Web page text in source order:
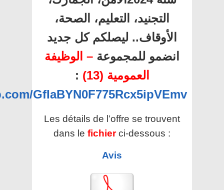
التجنيد، التعليم، الصحة،
الأوقاف.. ليصلكم كل جديد
انضمو للمجموعة – الوظيفة
العمومية (13)
:
GfIaBYN0F775Rcx5ipVEmv
Les détails de l’offre se trouvent
dans le fichier ci-dessous :
Avis